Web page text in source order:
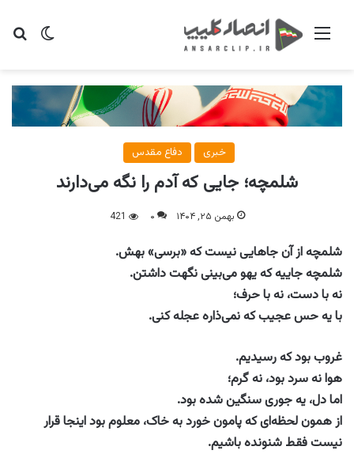
تغییر منو
خبری دفاع مقدس
شلمچه؛ جایی که آدم را نگه می‌دارند
بهمن ۲۵, ۱۴۰۴ ۰ 421
شلمچه از آن جاهایی نیست که «برسی» بهش.
شلمچه جاییه که یهو می‌بینی نگهت داشتن.
نه با دست، نه با حرف؛
با یه حس عجیب که نمی‌ذاره عجله کنی.
غروب بود که رسیدیم.
هوا نه سرد بود، نه گرم؛
اما دل، یه جوری سنگین شده بود.
از همون لحظه‌ای که پامون خورد به خاک، معلوم بود اینجا قرار
نیست فقط شنونده باشیم.